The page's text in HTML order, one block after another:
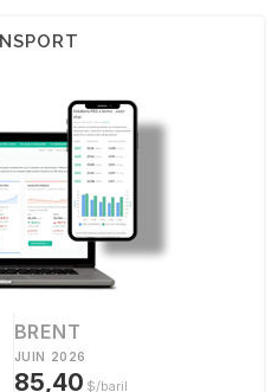
BRENT
JUIN 2026
85,40 $/baril